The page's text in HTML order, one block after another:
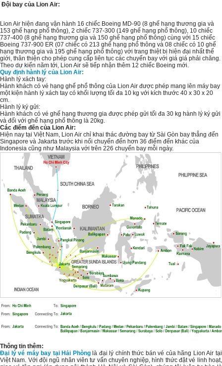
Đội bay của Lion Air:
Lion Air hiện đang vận hành 16 chiếc Boeing MD-90 (8 ghế hạng thương gia và
153 ghế hạng phổ thông), 2 chiếc 737-300 (149 ghế hạng phổ thông), 10 chiếc
737-400 (8 ghế hạng thương gia và 150 ghế hạng phổ thông) cùng với 15 chiếc
Boeing 737-900 ER (07 chiếc có 213 ghế hạng phổ thông và 08 chiếc có 10 ghế
hạng thương gia và 195 ghế hạng phổ thông) với trang thiệt bị hiện đại nhất thế
giới, thân thiện cho phép cung cấp liên tục các chuyến bay với giá giá phải chăng.
Theo dự kiến năm tới, Lion Air sẽ tiếp nhận thêm 12 chiếc Boeing mới.
Quy định hành lý của Lion Air:
Hành lý xách tay:
Hành khách có vé hạng ghế phổ thông của Lion Air được phép mang lên máy bay
một kiện hành lý xách tay có khối lượng tối đa 10 kg với kích thước 40 x 30 x 20
cm.
Hành lý ký gửi:
Hành khách có vé ghế hạng thương gia được phép gửi tối đa 30 kg hành lý ký gửi
và đối với ghế hạng phổ thông là 20kg.
Các điểm đến của Lion Air:
Hiện nay tại Việt Nam, Lion Air chỉ khai thác đường bay từ Sài Gòn bay thẳng đến
Singapore và Jakarta trước khi nối chuyến đến hơn 36 điểm đến khác của
Indonesia cũng như Malaysia với trên 226 chuyến bay mỗi ngày.
Thông tin thêm:
Đại lý vé máy bay tại Hải Phònglà đại lý chính thức bán vé của hãng Lion Air tại
Việt Nam. Với đội ngũ nhân viên tư vấn chuyên nghiệp, hình thức đặt vé linh hoạt,